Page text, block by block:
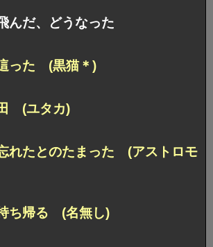
んだ、どうなった
った (黒猫＊)
(ユタカ)
れたとのたまった (アストロモ
ち帰る (名無し)